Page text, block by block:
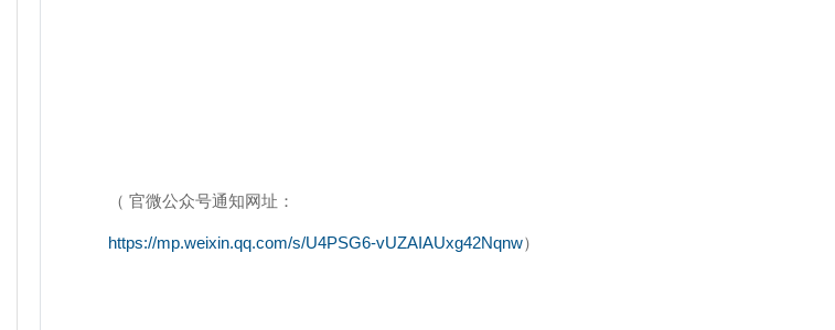
（ 官微公众号通知网址：
https://mp.weixin.qq.com/s/U4PSG6-vUZAIAUxg42Nqnw）